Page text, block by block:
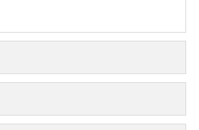
från grönt te, forskolin,
paradisfrö. Den är även
för normal reglering av